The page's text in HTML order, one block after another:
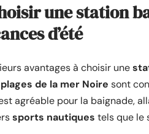
une station
d’été
avantages à choisir une
plages de la mer Noire sont
agréable pour la baignade,
sports nautiques tels que le